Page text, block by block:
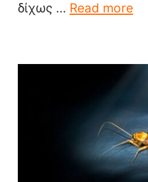
δίχως … Read more